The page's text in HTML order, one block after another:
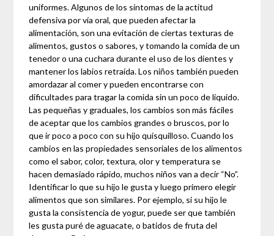
uniformes. Algunos de los síntomas de la actitud
defensiva por vía oral, que pueden afectar la
alimentación, son una evitación de ciertas texturas de
alimentos, gustos o sabores, y tomando la comida de un
tenedor o una cuchara durante el uso de los dientes y
mantener los labios retraída. Los niños también pueden
amordazar al comer y pueden encontrarse con
dificultades para tragar la comida sin un poco de líquido.
Las pequeñas y graduales, los cambios son más fáciles
de aceptar que los cambios grandes o bruscos, por lo
que ir poco a poco con su hijo quisquilloso. Cuando los
cambios en las propiedades sensoriales de los alimentos
como el sabor, color, textura, olor y temperatura se
hacen demasiado rápido, muchos niños van a decir “No”.
Identificar lo que su hijo le gusta y luego primero elegir
alimentos que son similares. Por ejemplo, si su hijo le
gusta la consistencia de yogur, puede ser que también
les gusta puré de aguacate, o batidos de fruta del